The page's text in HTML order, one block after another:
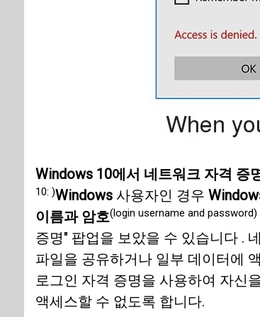
Windows 10에서 네트워크 자격 증
10: )Windows사용자인 경우
이름과 암호(login username and password)
증명" 팝업을 보았을 수 있습니다 .
파일을 공유하거나 일부 데이터에
로그인 자격 증명을 사용하여 자신
액세스할 수 없도록 합니다.